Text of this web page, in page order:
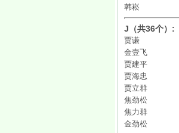
韩崧
J（共36个）:
贾谦
金壹飞
贾建平
贾海忠
贾立群
焦劲松
焦力群
金劲松